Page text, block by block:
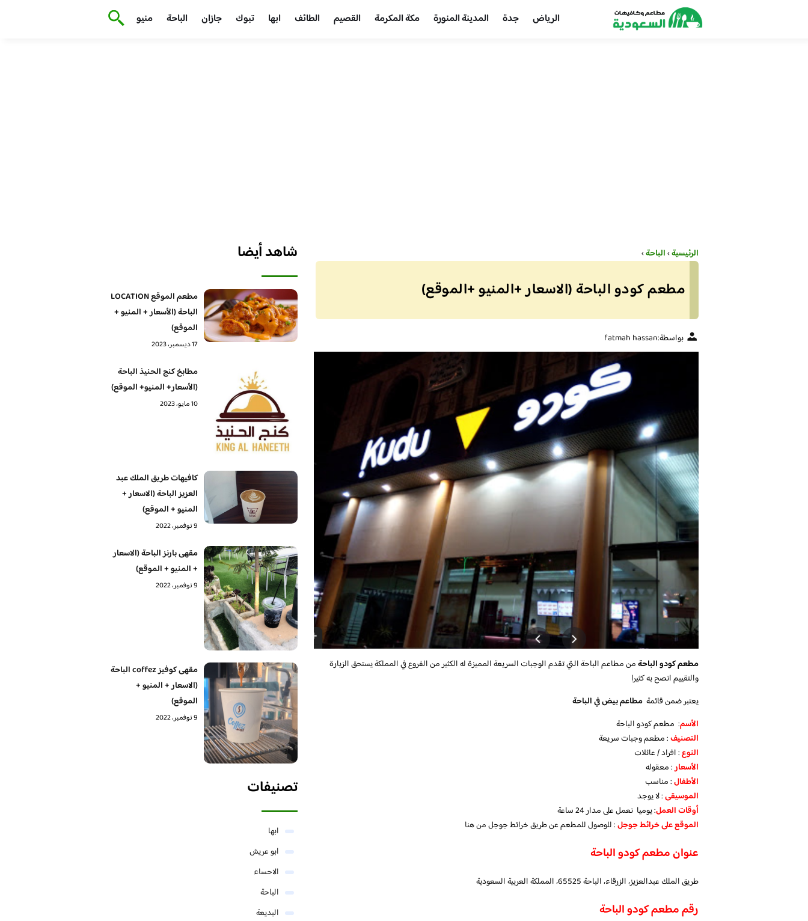
الرياض جدة المدينة المنورة مكة المكرمة القصيم الطائف ابها تبوك جازان الباحة منيو
الرئيسية›الباحة›
مطعم كودو الباحة (الاسعار +المنيو +الموقع)
بواسطة:fatmah hassan
مطعم كودو الباحةمن مطاعم الباحة التي تقدم الوجبات السريعة المميزة له الكثير من الفروع في المملكة يستحق الزيارة
والتقييم انصح به كثيرا
يعتبر ضمن قائمة مطاعم بيض في الباحة
الأسم: مطعم كودو الباحة
التصنيف: مطعم وجبات سريعة
النوع: افراد / عائلات
الأسعار: معقوله
الأطفال: مناسب
الموسيقى: لا يوجد
أوقات العمل: يوميا نعمل على مدار 24 ساعة
الموقععلى خرائط جوجل: للوصول للمطعم عن طريق خرائط جوجلمن هنا
عنوان مطعم كودو الباحة
طريق الملك عبدالعزيز، الزرقاء، الباحة 65525، المملكة العربية السعودية
رقم مطعم كودو الباحة
شاهد أيضا
مطعم الموقع LOCATION
الباحة (الأسعار + المنيو +
الموقع)
17 ديسمبر، 2023
مطابخ كنج الحنيذ الباحة
(الأسعار+ المنيو+ الموقع)
10 مايو، 2023
كافيهات طريق الملك عبد
العزيز الباحة (الاسعار +
المنيو + الموقع)
9 نوفمبر، 2022
مقهى بارنز الباحة (الاسعار
+ المنيو + الموقع)
9 نوفمبر، 2022
مقهى كوفيز coffez الباحة
(الاسعار + المنيو +
الموقع)
9 نوفمبر، 2022
تصنيفات
ابها
ابو عريش
الاحساء
الباحة
البديعة